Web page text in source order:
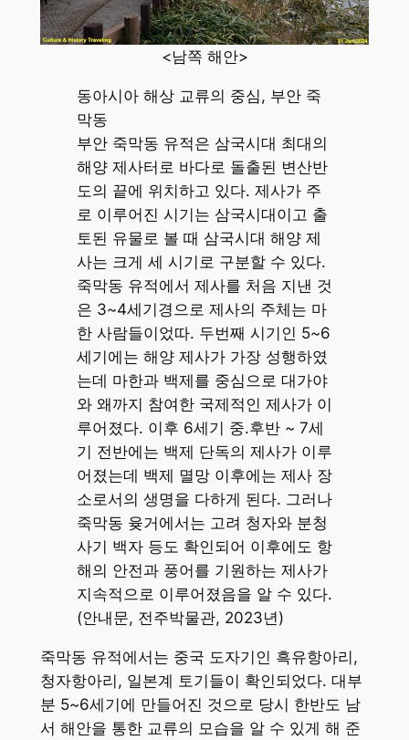
<남쪽 해안>
동아시아 해상 교류의 중심, 부안 죽
막동
부안 죽막동 유적은 삼국시대 최대의
해양 제사터로 바다로 돌출된 변산반
도의 끝에 위치하고 있다. 제사가 주
로 이루어진 시기는 삼국시대이고 출
토된 유물로 볼 때 삼국시대 해양 제
사는 크게 세 시기로 구분할 수 있다.
죽막동 유적에서 제사를 처음 지낸 것
은 3~4세기경으로 제사의 주체는 마
한 사람들이었따. 두번째 시기인 5~6
세기에는 해양 제사가 가장 성행하였
는데 마한과 백제를 중심으로 대가야
와 왜까지 참여한 국제적인 제사가 이
루어졌다. 이후 6세기 중.후반 ~ 7세
기 전반에는 백제 단독의 제사가 이루
어졌는데 백제 멸망 이후에는 제사 장
소로서의 생명을 다하게 된다. 그러나
죽막동 윶거에서는 고려 청자와 분청
사기 백자 등도 확인되어 이후에도 항
해의 안전과 풍어를 기원하는 제사가
지속적으로 이루어졌음을 알 수 있다.
(안내문, 전주박물관, 2023년)
죽막동 유적에서는 중국 도자기인 흑유항아리,
청자항아리, 일본계 토기들이 확인되었다. 대부
분 5~6세기에 만들어진 것으로 당시 한반도 남
서 해안을 통한 교류의 모습을 알 수 있게 해 준